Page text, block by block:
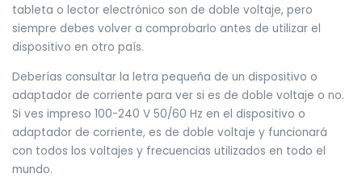
tableta o lector electrónico son de doble voltaje, pero
siempre debes volver a comprobarlo antes de utilizar el
dispositivo en otro país.
Deberías consultar la letra pequeña de un dispositivo o
adaptador de corriente para ver si es de doble voltaje o no.
Si ves impreso 100-240 V 50/60 Hz en el dispositivo o
adaptador de corriente, es de doble voltaje y funcionará
con todos los voltajes y frecuencias utilizados en todo el
mundo.